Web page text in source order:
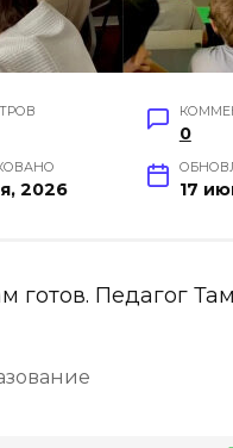
0
2026 17
готов. Педагог